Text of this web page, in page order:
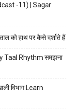
-11) | Sagar
को हाथ पर कैसे दर्शाते हैं
Taal Rhythm समझना
विभाग Learn